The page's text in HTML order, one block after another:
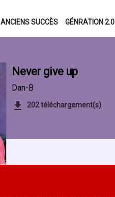
ANCIENS SUCCÈS GÉNRATION 2.0
Never give up
Dan-B
202 téléchargement(s)